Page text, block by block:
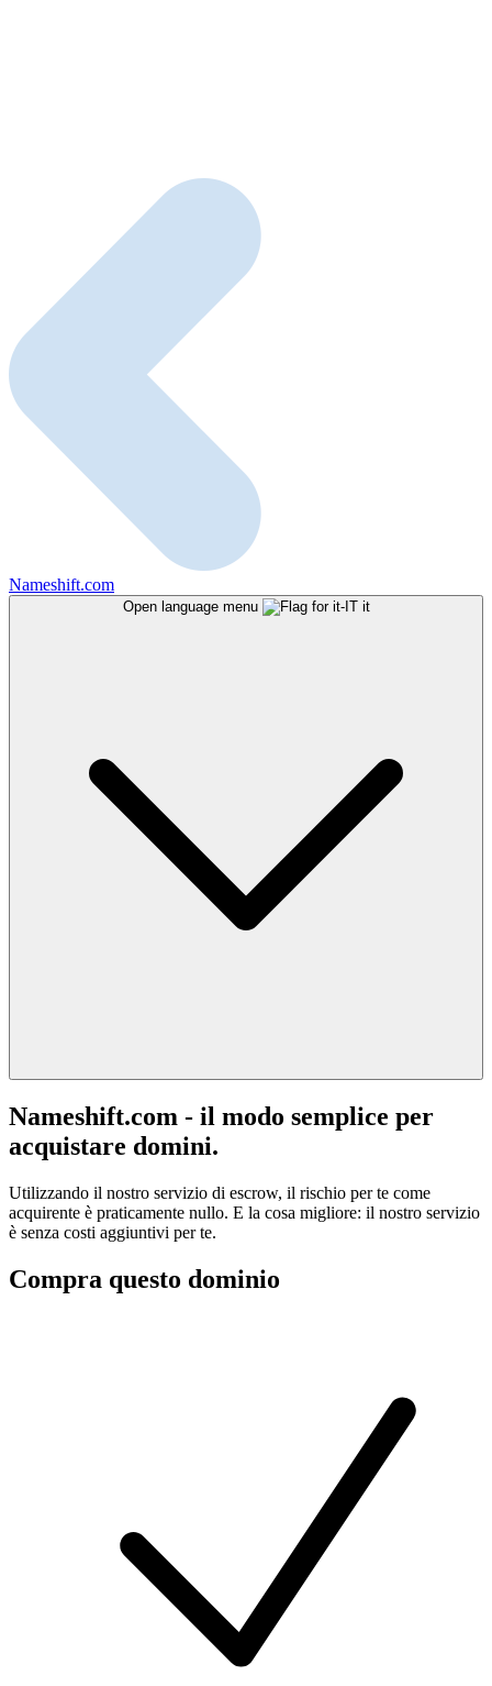
Nameshift.com
Open language menu it
Nameshift.com - il modo semplice per
acquistare domini.
Utilizzando il nostro servizio di escrow, il rischio per te come
acquirente è praticamente nullo. E la cosa migliore: il nostro servizio
è senza costi aggiuntivi per te.
Compra questo dominio